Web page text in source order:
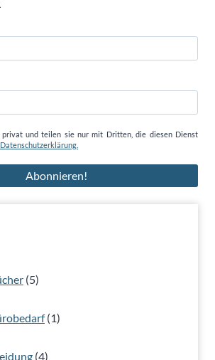
und teilen sie nur mit Dritten, die diesen Dienst
5
Produkte
1
Produkt
4